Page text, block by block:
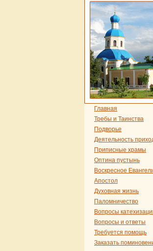
Главная
Требы и Таинства
Подворье
Деятельность
Приписные храмы
Оптина пустынь
Воскресное
Апостол
Духовная жизнь
Паломничество
Вопросы
Вопросы и ответы
Требуется помощь
Заказать